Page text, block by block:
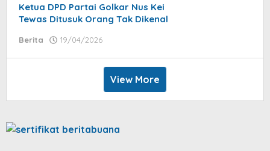
Ketua DPD Partai Golkar Nus Kei
Tewas Ditusuk Orang Tak Dikenal
Berita 19/04/2026
View More